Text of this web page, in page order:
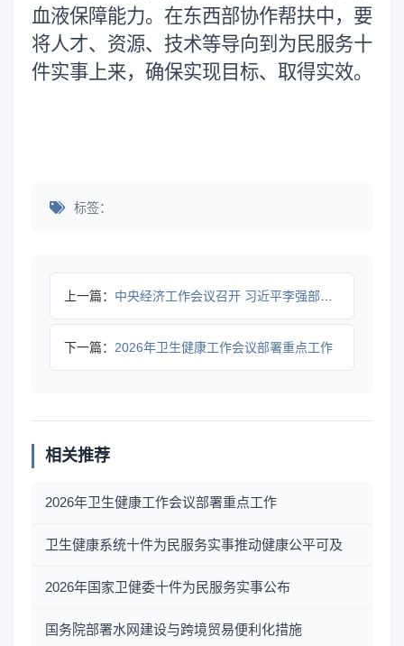
血液保障能力。在东西部协作帮扶中，要
将人才、资源、技术等导向到为民服务十
件实事上来，确保实现目标、取得实效。
标签：
上一篇： 中央经济工作会议召开 习近平李强部署2026年经济工作
下一篇： 2026年卫生健康工作会议部署重点工作
相关推荐
2026年卫生健康工作会议部署重点工作
卫生健康系统十件为民服务实事推动健康公平可及
2026年国家卫健委十件为民服务实事公布
国务院部署水网建设与跨境贸易便利化措施